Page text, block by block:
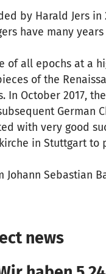
by Harald Jers
have many
all epochs at a
of the
October 2017,
German
with very good
in Stuttgart to
Sebastian
news